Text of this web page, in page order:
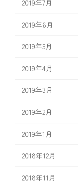
2019年7月
2019年6月
2019年5月
2019年4月
2019年3月
2019年2月
2019年1月
2018年12月
2018年11月